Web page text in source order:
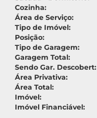
Cozinha:
Área de Serviço:
Tipo de Imóvel:
Posição:
Tipo de Garagem:
Garagem Total:
Sendo Gar. Descobert:
Área Privativa:
Área Total:
Imóvel:
Imóvel Financiável: